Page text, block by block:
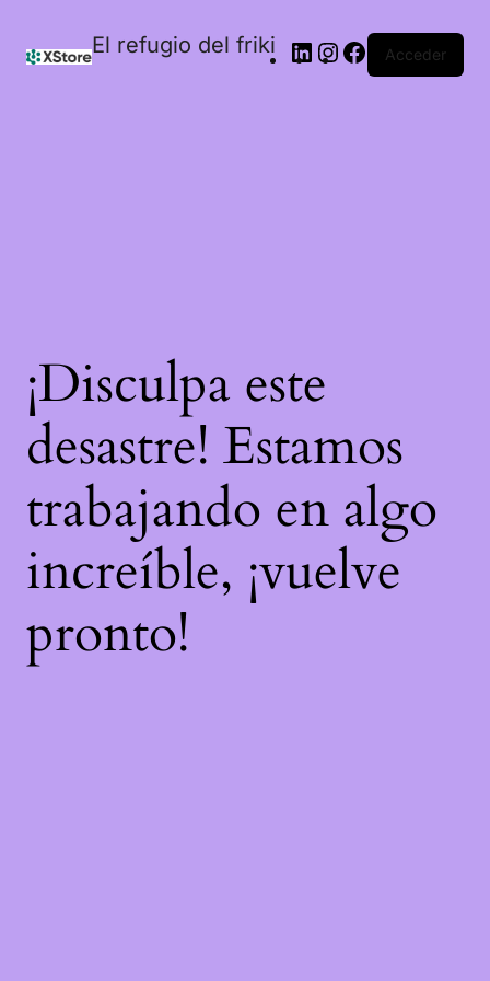
El refugio del friki Acceder
¡Disculpa este
desastre! Estamos
trabajando en algo
increíble, ¡vuelve
pronto!